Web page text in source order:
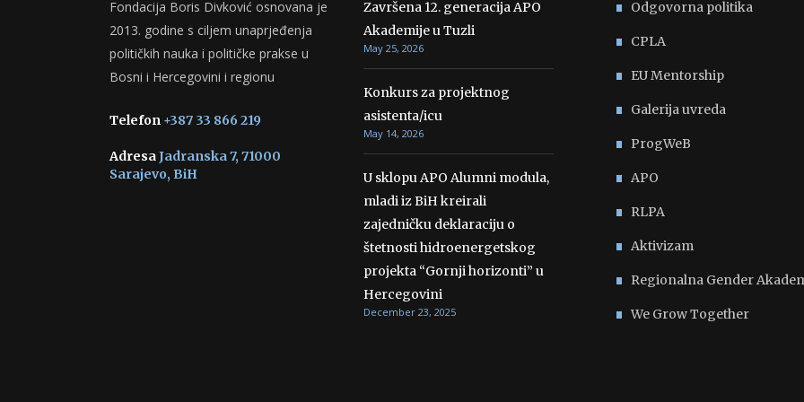
Fondacija Boris Divković osnovana je
2013. godine s ciljem unaprjeđenja
političkih nauka i političke prakse u
Bosni i Hercegovini i regionu
Telefon +387 33 866 219
AdresaJadranska 7, 71000
Sarajevo, BiH
Završena 12. generacija APO
Akademije u Tuzli
May 25, 2026
Konkurs za projektnog
asistenta/icu
May 14, 2026
U sklopu APO Alumni modula,
mladi iz BiH kreirali
zajedničku deklaraciju o
štetnosti hidroenergetskog
projekta “Gornji horizonti” u
Hercegovini
December 23, 2025
Odgovorna politika
CPLA
EU Mentorship
Galerija uvreda
ProgWeB
APO
RLPA
Aktivizam
Regionalna Gender
We Grow Together